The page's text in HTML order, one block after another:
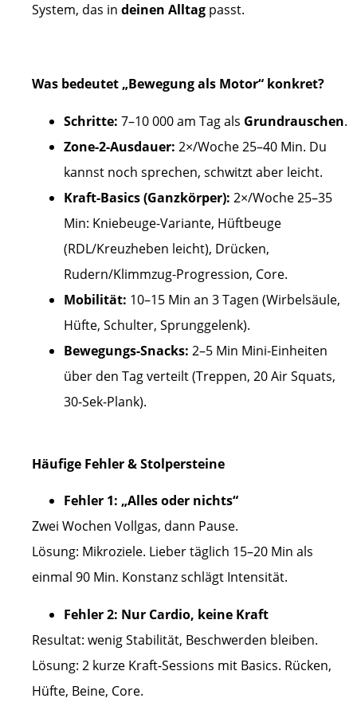
System, das in deinen Alltag passt.
Was bedeutet „Bewegung als Motor“ konkret?
Schritte: 7–10 000 am Tag als Grundrauschen.
Zone-2-Ausdauer: 2×/Woche 25–40 Min. Du
kannst noch sprechen, schwitzt aber leicht.
Kraft-Basics (Ganzkörper): 2×/Woche 25–35
Min: Kniebeuge-Variante, Hüftbeuge
(RDL/Kreuzheben leicht), Drücken,
Rudern/Klimmzug-Progression, Core.
Mobilität: 10–15 Min an 3 Tagen (Wirbelsäule,
Hüfte, Schulter, Sprunggelenk).
Bewegungs-Snacks: 2–5 Min Mini-Einheiten
über den Tag verteilt (Treppen, 20 Air Squats,
30-Sek-Plank).
Häufige Fehler & Stolpersteine
Fehler 1: „Alles oder nichts“
Zwei Wochen Vollgas, dann Pause.
Lösung: Mikroziele. Lieber täglich 15–20 Min als
einmal 90 Min. Konstanz schlägt Intensität.
Fehler 2: Nur Cardio, keine Kraft
Resultat: wenig Stabilität, Beschwerden bleiben.
Lösung: 2 kurze Kraft-Sessions mit Basics. Rücken,
Hüfte, Beine, Core.